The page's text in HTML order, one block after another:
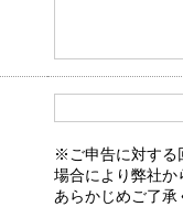
※ご申告に対する
場合により弊社か
あらかじめご了承